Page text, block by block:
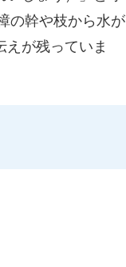
の幹や枝から水が
が残っていま